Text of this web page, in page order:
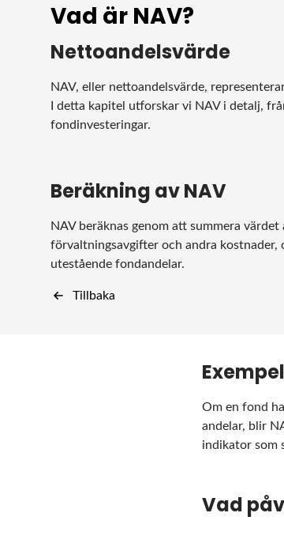
Vad är NAV?
Nettoandelsvärde
NAV, eller nettoandelsvärde,
I detta kapitel utforskar vi NAV i detalj,
fondinvesteringar.
Beräkning av NAV
NAV beräknas genom att summera
förvaltningsavgifter och andra kostnader,
utestående fondandelar.
Tillbaka
Om en fond
andelar, blir
indikator som
Vad